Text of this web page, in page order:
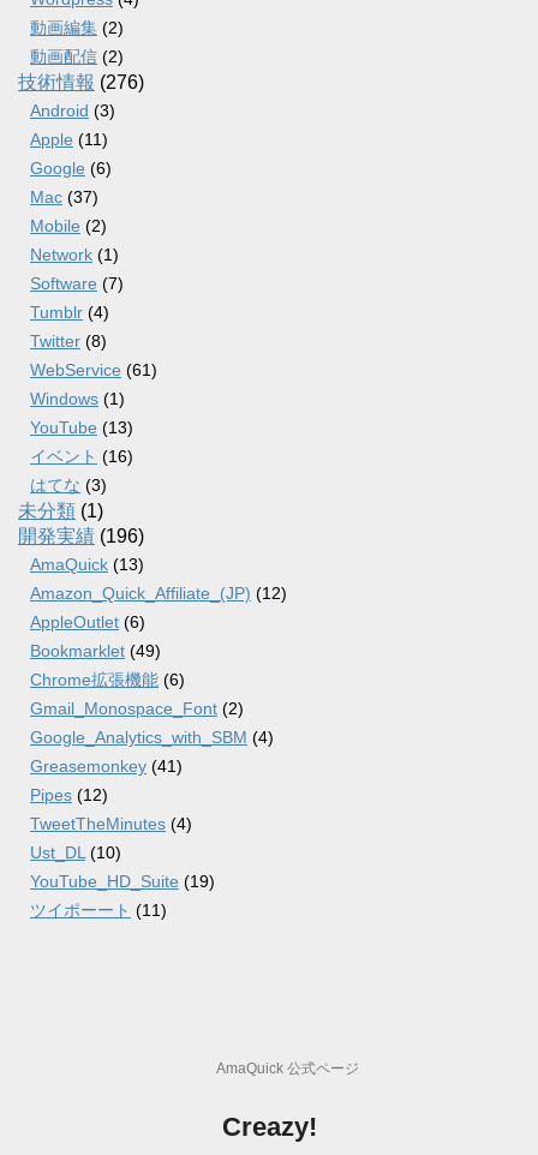
動画編集 (2)
動画配信 (2)
技術情報 (276)
Android (3)
Apple (11)
Google (6)
Mac (37)
Mobile (2)
Network (1)
Software (7)
Tumblr (4)
Twitter (8)
WebService (61)
Windows (1)
YouTube (13)
イベント (16)
はてな (3)
未分類 (1)
開発実績 (196)
AmaQuick (13)
Amazon_Quick_Affiliate_(JP) (12)
AppleOutlet (6)
Bookmarklet (49)
Chrome拡張機能 (6)
Gmail_Monospace_Font (2)
Google_Analytics_with_SBM (4)
Greasemonkey (41)
Pipes (12)
TweetTheMinutes (4)
Ust_DL (10)
YouTube_HD_Suite (19)
ツイポーート (11)
AmaQuick 公式ページ
Creazy!